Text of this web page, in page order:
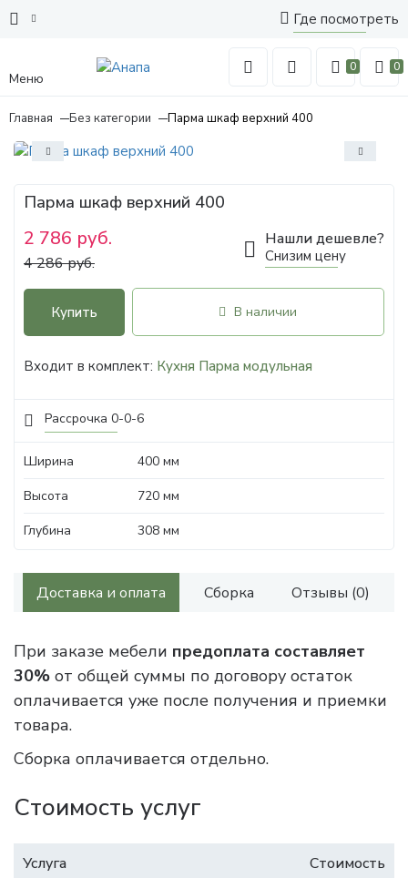
Где посмотреть
Меню
0 0
Главная Без категории Парма шкаф верхний 400
Рассрочка 0-0-6
Парма шкаф верхний 400
2 786 руб.
4 286 руб.
Нашли дешевле?
Снизим цену
Купить В наличии
Входит в комплект: Кухня Парма модульная
Ширина
400 мм
Высота
720 мм
Глубина
308 мм
Доставка и оплата Сборка Отзывы (0)
При заказе мебели предоплата составляет
30% от общей суммы по договору остаток
оплачивается уже после получения и приемки
товара.
Сборка оплачивается отдельно.
Стоимость услуг
Услуга
Стоимость